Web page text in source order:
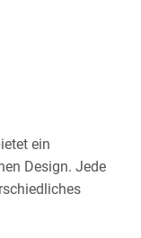
ein
Design. Jede